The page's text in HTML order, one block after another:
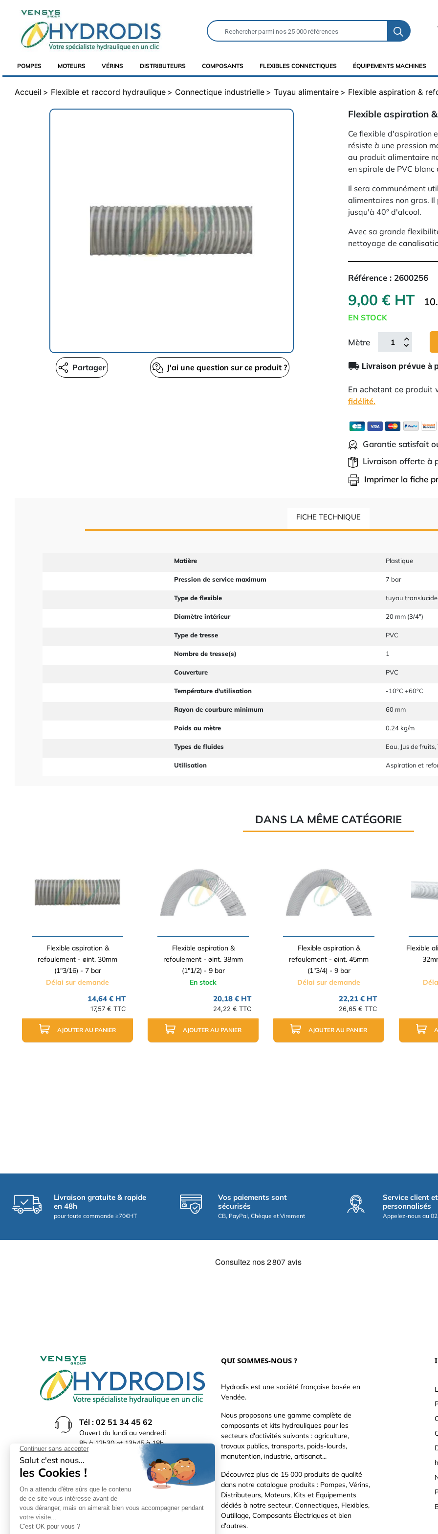
POMPES MOTEURS VÉRINS DISTRIBUTEURS COMPOSANTS FLEXIBLES CONNECTIQUES ÉQUIPEMENTS MACHINES
Accueil Flexible et raccord hydraulique Connectique industrielle Tuyau alimentaire Flexible aspiration &
J'ai une question sur ce produit ?
Partager
Flexible aspiration
Ce flexible d'aspiration
résiste à une pression
au produit alimentaire
en spirale de PVC blanc
Il sera communément
alimentaires non gras.
jusqu'à 40° d'alcool.
Avec sa grande
nettoyage de
Référence : 2600256
9,00 € HT
EN STOCK
Mètre
local_shipping Livraison prévue à
En achetant ce produit
fidélité.
Garantie satisfait
Livraison offerte à
Imprimer la fiche
FICHE TECHNIQUE
Matière Plastique
Pression de service maximum 7 bar
Type de flexible tuyau translucide
Diamètre intérieur 20 mm (3/4")
Type de tresse PVC
Nombre de tresse(s) 1
Couverture PVC
Température d'utilisation -10°C +60°C
Rayon de courbure minimum 60 mm
Poids au mètre 0.24 kg/m
Types de fluides Eau, Jus de fruits,
Utilisation Aspiration et
DANS LA MÊME CATÉGORIE
Flexible aspiration &
refoulement - øint. 30mm
(1"3/16) - 7 bar
Délai sur demande
14,64 € HT
17,57 € TTC
AJOUTER AU PANIER
Flexible aspiration &
refoulement - øint. 38mm
(1"1/2) - 9 bar
En stock
20,18 € HT
24,22 € TTC
AJOUTER AU PANIER
Flexible aspiration &
refoulement - øint. 45mm
(1"3/4) - 9 bar
Délai sur demande
22,21 € HT
26,65 € TTC
AJOUTER AU PANIER
Flexible
Livraison gratuite & rapide
en 48h
pour toute commande ≥70€HT
Vos paiements sont
sécurisés
CB, PayPal, Chèque et Virement
Service client
personnalisés
Appelez-nous au
Tél : 02 51 34 45 62
Ouvert du lundi au vendredi
8h à 12h30 et 13h45 à 18h
(17h30 le vendredi)
Rue du Bocage La Ribotière
85170 Le Poiré sur Vie
QUI SOMMES-NOUS ?
Hydrodis est une société française basée en
Vendée.
Nous proposons une gamme complète de
composants et kits hydrauliques pour les
secteurs d'activités suivants : agriculture,
travaux publics, transports, poids-lourds,
manutention, industrie, artisanat...
Découvrez plus de 15 000 produits de qualité
dans notre catalogue produits : Pompes, Vérins,
Distributeurs, Moteurs, Kits et Equipements
dédiés à notre secteur, Connectiques, Flexibles,
Outillage, Composants Électriques et bien
d'autres.